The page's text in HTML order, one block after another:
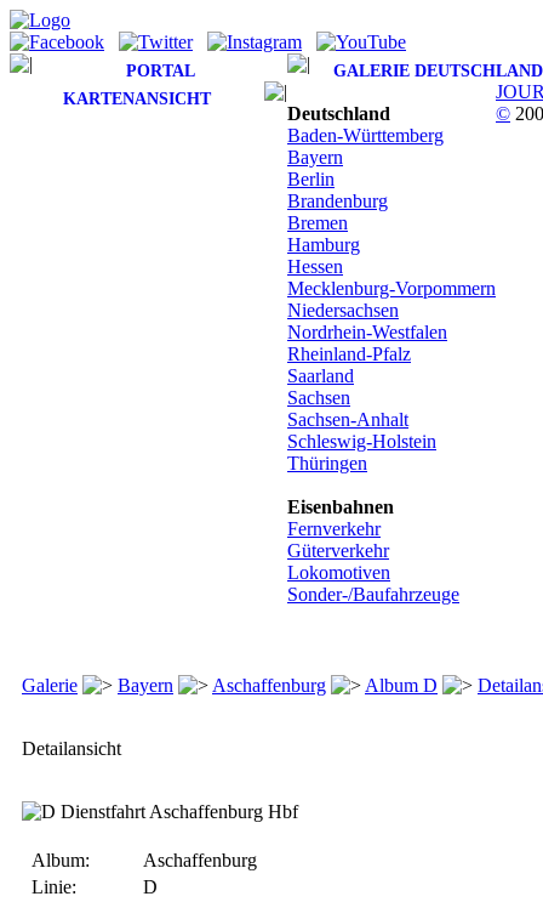
PORTAL
GALERIE DEUTSCHLAND
KARTENANSICHT
Deutschland
Baden-Württemberg
Bayern
Berlin
Brandenburg
Bremen
Hamburg
Hessen
Mecklenburg-Vorpommern
Niedersachsen
Nordrhein-Westfalen
Rheinland-Pfalz
Saarland
Sachsen
Sachsen-Anhalt
Schleswig-Holstein
Thüringen
Eisenbahnen
Fernverkehr
Güterverkehr
Lokomotiven
Sonder-/Baufahrzeuge
Galerie Bayern Aschaffenburg Album D
Detailansicht
Album:
Aschaffenburg
Linie:
D
©